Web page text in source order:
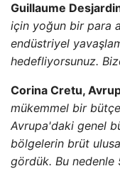
Guillaume
için yoğun bir para
endüstriyel
hedefliyorsunuz.
Corina Cretu,
mükemmel bir
Avrupa'daki genel
bölgelerin brüt
gördük. Bu